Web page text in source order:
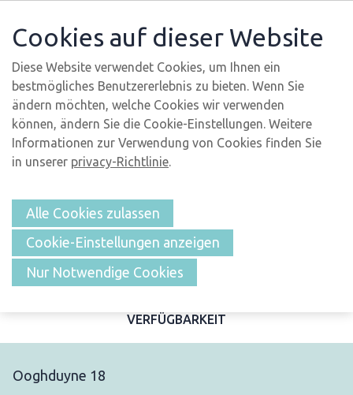
ÜBERSICHT
VERFÜGBARKEIT
Ooghduyne 18
Cookies auf dieser Website
Diese Website verwendet Cookies, um Ihnen ein
bestmögliches Benutzererlebnis zu bieten. Wenn Sie
ändern möchten, welche Cookies wir verwenden
können, ändern Sie die Cookie-Einstellungen. Weitere
Informationen zur Verwendung von Cookies finden Sie
in unserer privacy-Richtlinie.
Alle Cookies zulassen
Cookie-Einstellungen anzeigen
Nur Notwendige Cookies